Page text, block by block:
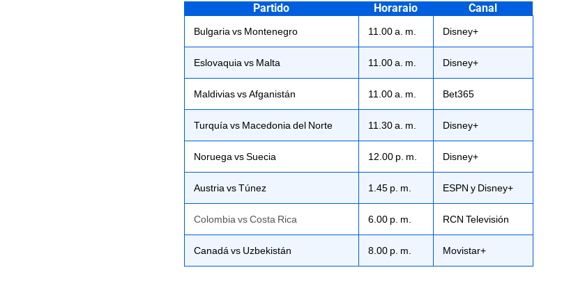
Partido Horaraio Canal
Bulgaria vs Montenegro 11.00 a. m. Disney+
Eslovaquia vs Malta 11.00 a. m. Disney+
Maldivias vs Afganistán 11.00 a. m. Bet365
Turquía vs Macedonia del Norte 11.30 a. m. Disney+
Noruega vs Suecia 12.00 p. m. Disney+
Austria vs Túnez 1.45 p. m. ESPN y Disney+
Colombia vs Costa Rica 6.00 p. m. RCN Televisión
Canadá vs Uzbekistán 8.00 p. m. Movistar+